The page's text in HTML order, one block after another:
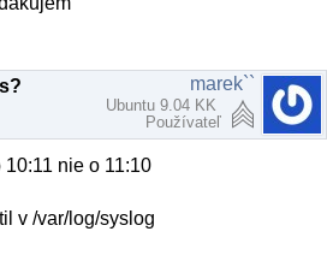
marek``
Ubuntu 9.04 KK
Používateľ
nie o 11:10
v /var/log/syslog